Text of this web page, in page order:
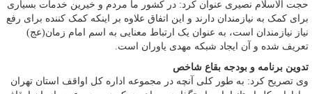
حجت الاسلام نصیری عنوان کرد: در کشور ما مردم و خیرین خدمات بسیاری
برای کمک به نیازمندان دارند و این اتفاق علاوه بر اینکه کمک کننده برای رفع
نیاز نیازمندان است، به عنوان یک ارتباط معنایی به اسم امام زمان(عج)
تعریف شده و آن ایجاد شبکه مهدی یاوران است.
تدوین برنامه و بودجه بقاع شاخص
وی تصریح کرد: به طور کلی آنچه در مجموعه اداره کل اواقف استان تهران